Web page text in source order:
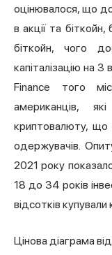
оцінювалося, що
в акції та
біткойн, чого
капіталізацію на
Finance того
американців,
криптовалюту, що
одержувачів.
2021 року
18 до 34 років
відсотків
Цінова діаграма